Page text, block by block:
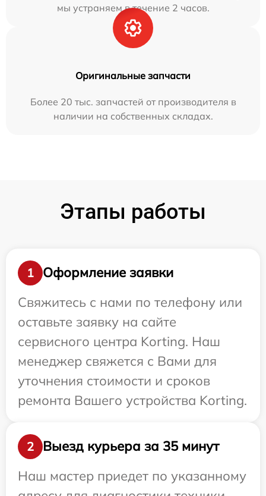
мы устраняем в течение 2 часов.
Оригинальные запчасти
Более 20 тыс. запчастей от производителя в
наличии на собственных складах.
Этапы работы
1
Оформление заявки
Свяжитесь с нами по телефону или
оставьте заявку на сайте
сервисного центра Korting. Наш
менеджер свяжется с Вами для
уточнения стоимости и сроков
ремонта Вашего устройства Korting.
2
Выезд курьера за 35 минут
Наш мастер приедет по указанному